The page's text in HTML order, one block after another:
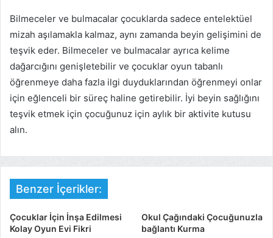
Bilmeceler ve bulmacalar çocuklarda sadece entelektüel
mizah aşılamakla kalmaz, aynı zamanda beyin gelişimini de
teşvik eder. Bilmeceler ve bulmacalar ayrıca kelime
dağarcığını genişletebilir ve çocuklar oyun tabanlı
öğrenmeye daha fazla ilgi duyduklarından öğrenmeyi onlar
için eğlenceli bir süreç haline getirebilir. İyi beyin sağlığını
teşvik etmek için çocuğunuz için aylık bir aktivite kutusu
alın.
Benzer İçerikler:
Çocuklar İçin İnşa Edilmesi
Kolay Oyun Evi Fikri
Okul Çağındaki Çocuğunuzla
bağlantı Kurma